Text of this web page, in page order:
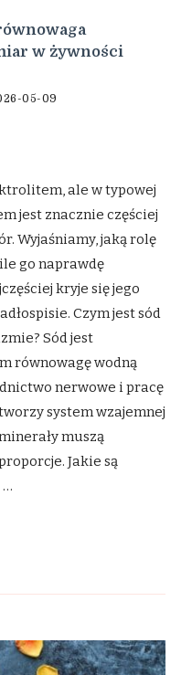
w żywności
05-09
ale w typowej
jest znacznie częściej
Wyjaśniamy, jaką rolę
go naprawdę
kryje się jego
Czym jest sód
Sód jest
równowagę wodną
nerwowe i pracę
system wzajemnej
muszą
Jakie są
…